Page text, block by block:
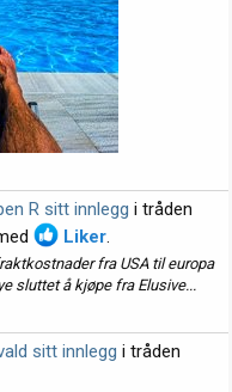
R sitt innlegg i tråden
Liker.
fra USA til europa
sluttet å kjøpe fra Elusive...
sitt innlegg i tråden